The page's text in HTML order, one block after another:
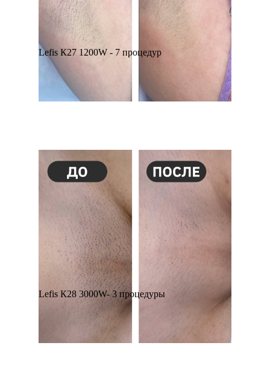
Lefis К27 1200W - 7 процедур
Lefis К28 3000W- 3 процедуры